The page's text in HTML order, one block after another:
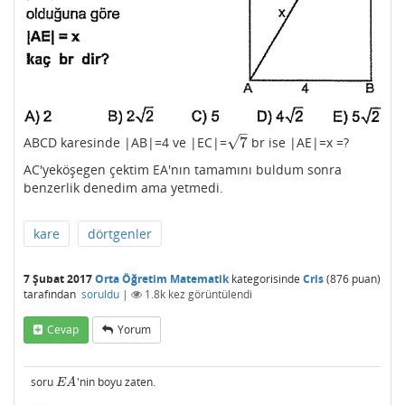
ABCD karesinde |AB|=4 ve |EC|= 7
–
√
7
br ise |AE|=x =?
AC'yeköşegen çektim EA'nın tamamını buldum sonra
benzerlik denedim ama yetmedi.
kare dörtgenler
7 Şubat 2017Orta Öğretim Matematikkategorisinde Cris(876 puan)
tarafından soruldu | 1.8k kez görüntülendi
Cevap Yorum
soru EA
EA 'nin boyu zaten.